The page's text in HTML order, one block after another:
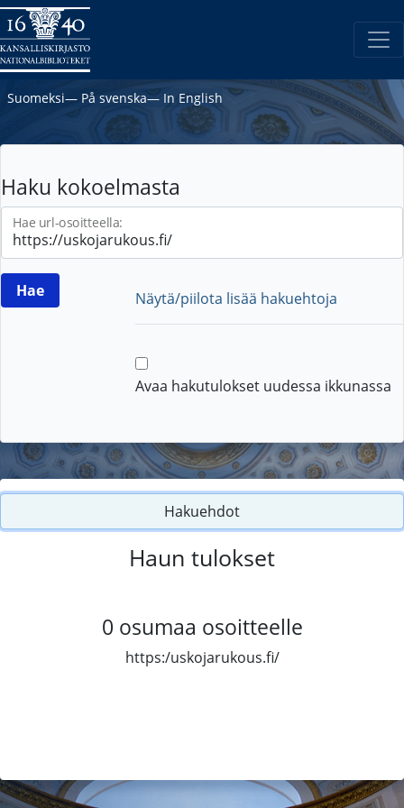
Suomeksi― På svenska― In English
Haku kokoelmasta
Hae url-osoitteella:
Näytä/piilota lisää hakuehtoja
Avaa hakutulokset uudessa ikkunassa
Hakuehdot
Haun tulokset
0 osumaa osoitteelle
https:/uskojarukous.fi/